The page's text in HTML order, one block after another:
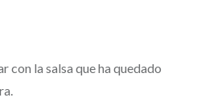
con la salsa que ha quedado